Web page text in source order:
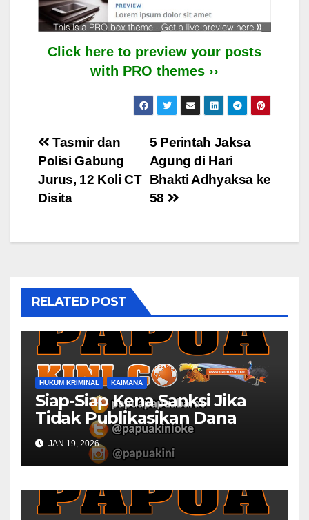
Click here to preview your posts
with PRO themes ››
Post
navigation
5 Perintah Jaksa
Agung di Hari
Bhakti Adhyaksa ke
58
Tasmir dan
Polisi Gabung
Jurus, 12 Koli CT
Disita
RELATED POST
HUKUM KRIMINAL KAIMANA
Siap-Siap Kena Sanksi Jika
Tidak Publikasikan Dana
Desa
JAN 19, 2026